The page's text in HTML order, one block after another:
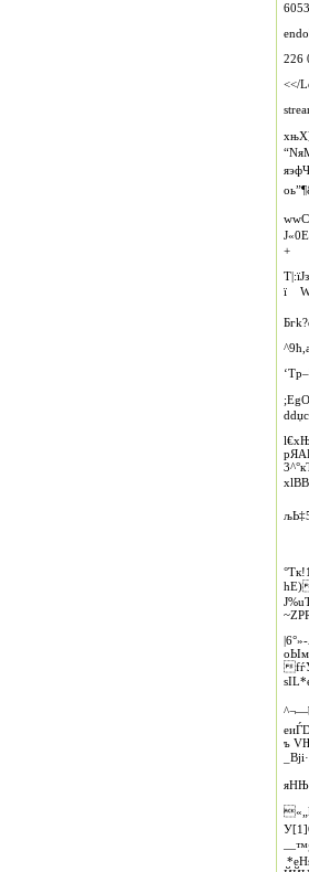
6053
226
<</
+
ї
hE)
ъ